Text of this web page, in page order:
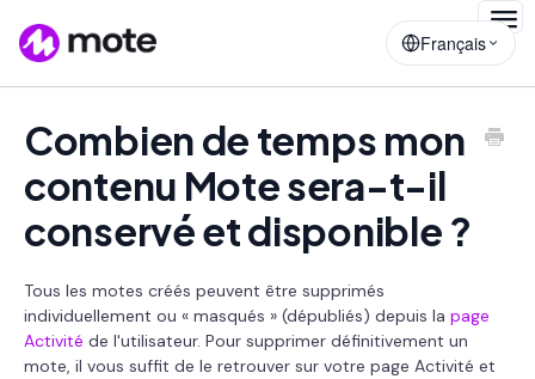
Français
Combien de temps mon
contenu Mote sera-t-il
conservé et disponible ?
Tous les motes créés peuvent être supprimés
individuellement ou « masqués » (dépubliés) depuis la page
Activité de l'utilisateur. Pour supprimer définitivement un
mote, il vous suffit de le retrouver sur votre page Activité et